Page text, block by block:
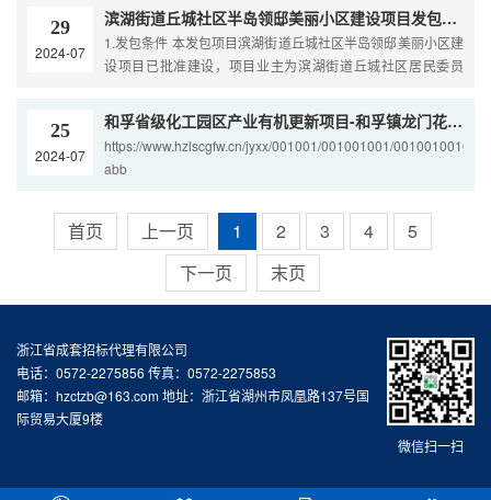
29
2024-07
滨湖街道丘城社区半岛领邸美丽小区建设项目发包公告
1.发包条件 本发包项目滨湖街道丘城社区半岛领邸美丽小区建
设项目已批准建设，项目业主为滨湖街道丘城社区居民委员
25
2024-07
和孚省级化工园区产业有机更新项目-和孚镇龙门花苑美丽小区改造工程
https://www.hzlscgfw.cn/jyxx/001001/001001001/
abb
首页 上一页 1 2 3 4
5
下一页
末页
微信扫一扫
浙江省成套招标代理有限公司
电话：0572-2275856 传真：0572-2275853
邮箱：hzctzb@163.com 地址：浙江省湖州市凤凰路137号国
际贸易大厦9楼